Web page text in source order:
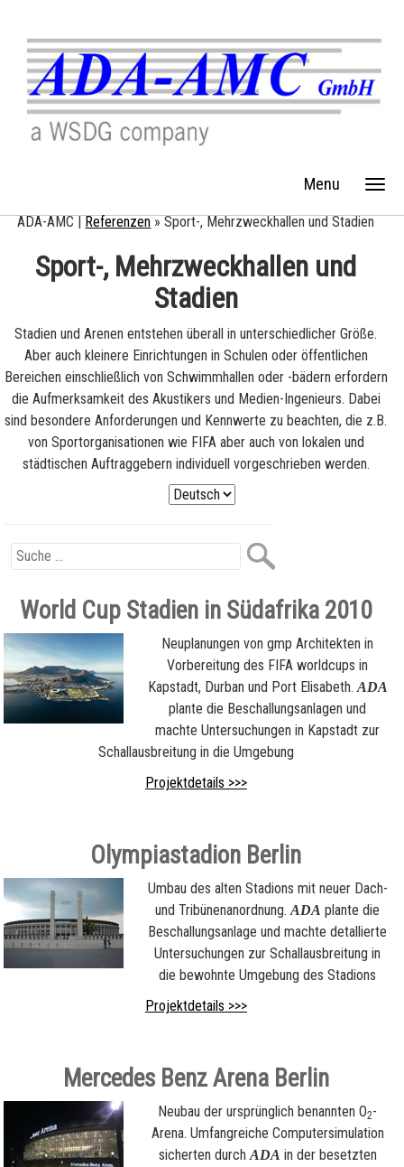
Menu
ADA-AMC |Referenzen » Sport-, Mehrzweckhallen und Stadien
Sport-, Mehrzweckhallen und
Stadien
Stadien und Arenen entstehen überall in unterschiedlicher Größe.
Aber auch kleinere Einrichtungen in Schulen oder öffentlichen
Bereichen einschließlich von Schwimmhallen oder -bädern erfordern
die Aufmerksamkeit des Akustikers und Medien-Ingenieurs. Dabei
sind besondere Anforderungen und Kennwerte zu beachten, die z.B.
von Sportorganisationen wie FIFA aber auch von lokalen und
städtischen Auftraggebern individuell vorgeschrieben werden.
World Cup Stadien in Südafrika 2010
Neuplanungen von gmp Architekten in
Vorbereitung des FIFA worldcups in
Kapstadt, Durban und Port Elisabeth.ADA
plante die Beschallungsanlagen und
machte Untersuchungen in Kapstadt zur
Schallausbreitung in die Umgebung
Projektdetails >>>
Olympiastadion Berlin
Umbau des alten Stadions mit neuer Dach-
und Tribünenanordnung.ADA plante die
Beschallungsanlage und machte detallierte
Untersuchungen zur Schallausbreitung in
die bewohnte Umgebung des Stadions
Projektdetails >>>
Mercedes Benz Arena Berlin
Neubau der ursprünglich benannten O2-
Arena. Umfangreiche Computersimulation
sicherten durchADA in der besetzten